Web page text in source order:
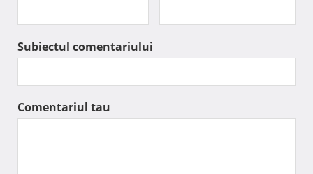
Subiectul comentariului
Comentariul tau